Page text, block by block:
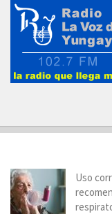
Uso